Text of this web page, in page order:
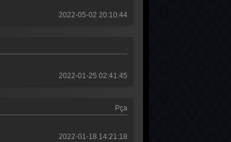
2022-05-02 20:10:44
.
2022-01-25 02:41:45
Pça
2022-01-18 14:21:18